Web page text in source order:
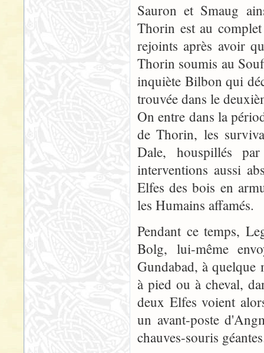
Sauron et Smaug
Thorin est au
rejoints après avoir
Thorin soumis au
inquiète Bilbon qui
trouvée dans le
On entre dans la
de Thorin, les
Dale, houspillés
interventions aussi
Elfes des bois en
les Humains affamés.
Pendant ce temps,
Bolg, lui-même
Gundabad, à quelque
à pied ou à cheval,
deux Elfes voient
un avant-poste
chauves-souris